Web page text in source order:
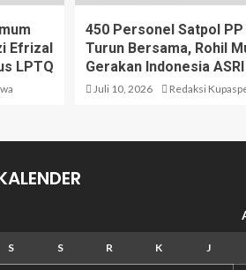
Efrizal
LPTQ
450 Personel Satpol PP
Turun Bersama, Rohil
Gerakan Indonesia ASRI
Juli 10, 2026 Redaksi
S S R K J